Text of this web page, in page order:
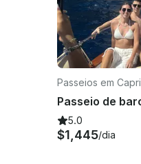
Passeios em Capri
5.0
$1,445/dia